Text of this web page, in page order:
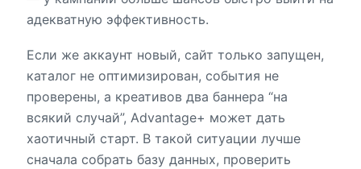
адекватную эффективность.
Если же аккаунт новый, сайт только запущен,
каталог не оптимизирован, события не
проверены, а креативов два баннера “на
всякий случай”, Advantage+ может дать
хаотичный старт. В такой ситуации лучше
сначала собрать базу данных, проверить